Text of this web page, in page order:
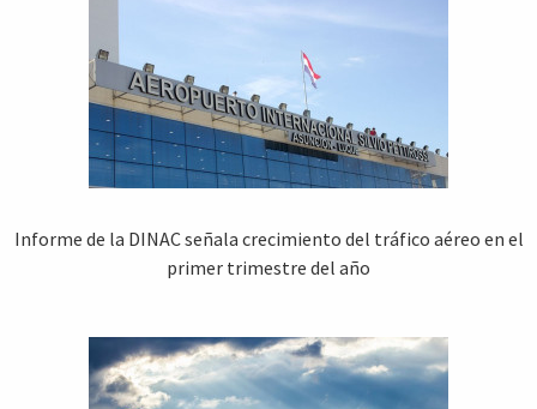
Informe de la DINAC señala crecimiento del tráfico aéreo en el
primer trimestre del año